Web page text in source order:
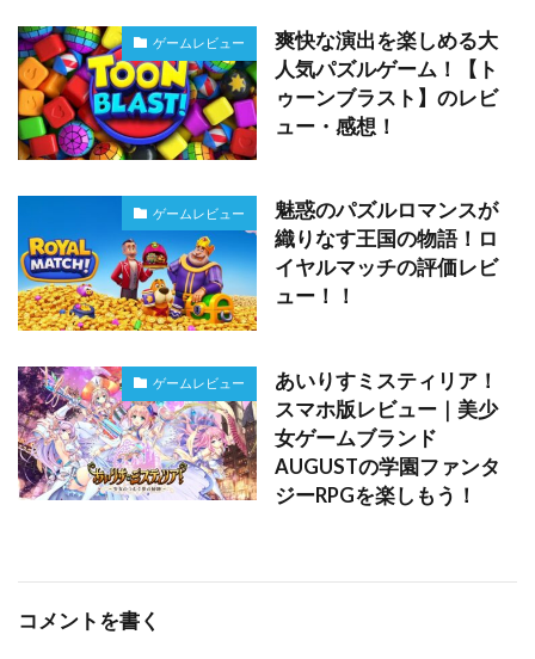
ゲームレビュー
爽快な演出を楽しめる大
人気パズルゲーム！【ト
ゥーンブラスト】のレビ
ュー・感想！
ゲームレビュー
魅惑のパズルロマンスが
織りなす王国の物語！ロ
イヤルマッチの評価レビ
ュー！！
ゲームレビュー
あいりすミスティリア！
スマホ版レビュー｜美少
女ゲームブランド
AUGUSTの学園ファンタ
ジーRPGを楽しもう！
コメントを書く